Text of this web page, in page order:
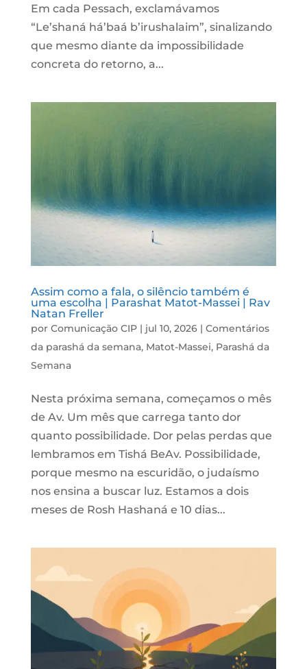
Em cada Pessach, exclamávamos
“Le’shaná há’baá b’irushalaim”, sinalizando
que mesmo diante da impossibilidade
concreta do retorno, a...
Assim como a fala, o silêncio também é
uma escolha | Parashat Matot-Massei | Rav
Natan Freller
por Comunicação CIP| jul 10, 2026| Comentários
da parashá da semana, Matot-Massei, Parashá da
Semana
Nesta próxima semana, começamos o mês
de Av. Um mês que carrega tanto dor
quanto possibilidade. Dor pelas perdas que
lembramos em Tishá BeAv. Possibilidade,
porque mesmo na escuridão, o judaísmo
nos ensina a buscar luz. Estamos a dois
meses de Rosh Hashaná e 10 dias...